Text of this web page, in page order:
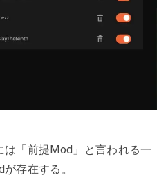
「前提Mod」と言われる一
存在する。